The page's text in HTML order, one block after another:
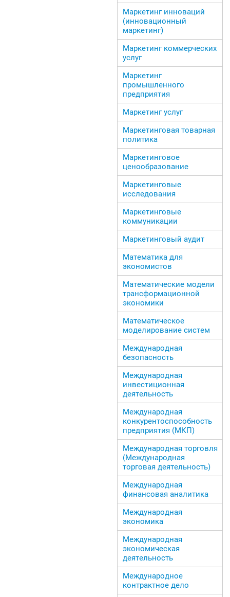
Маркетинг инноваций
(инновационный
маркетинг)
Маркетинг коммерческих
услуг
Маркетинг
промышленного
предприятия
Маркетинг услуг
Маркетинговая товарная
политика
Маркетинговое
ценообразование
Маркетинговые
исследования
Маркетинговые
коммуникации
Маркетинговый аудит
Математика для
экономистов
Математические модели
трансформационной
экономики
Математическое
моделирование систем
Международная
безопасность
Международная
инвестиционная
деятельность
Международная
конкурентоспособность
предприятия (МКП)
Международная торговля
(Международная
торговая деятельность)
Международная
финансовая аналитика
Международная
экономика
Международная
экономическая
деятельность
Международное
контрактное дело